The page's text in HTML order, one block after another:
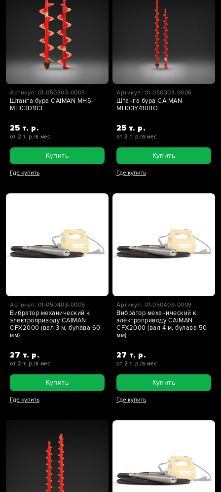
Артикул: 01-050303-0005
Штанга бура CAIMAN MH5-
MH03D103
25 т. р.
от 2 т. р./в мес
Купить
Где купить
Артикул: 01-050303-0006
Штанга бура CAIMAN
MH03Y410BO
25 т. р.
от 2 т. р./в мес
Купить
Где купить
Артикул: 01-050403-0005
Вибратор механический к
электроприводу CAIMAN
CFX2000 (вал 3 м, булава 60
мм)
27 т. р.
от 2 т. р./в мес
Купить
Где купить
Артикул: 01-050403-0009
Вибратор механический к
электроприводу CAIMAN
CFX2000 (вал 4 м, булава 50
мм)
27 т. р.
от 2 т. р./в мес
Купить
Где купить